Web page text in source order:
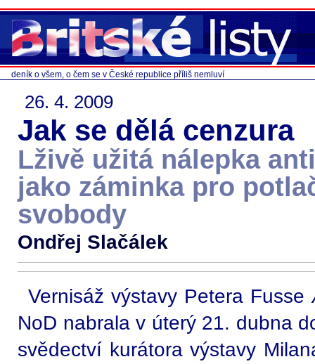
deník o všem, o čem se v České republice příliš nemluví
26. 4. 2009
Jak se dělá cenzura
Lživě užitá nálepka
jako záminka pro
svobody
Ondřej Slačálek
Vernisáž výstavy Petera Fusse
NoD nabrala v úterý 21. dubna
svědectví kurátora výstavy